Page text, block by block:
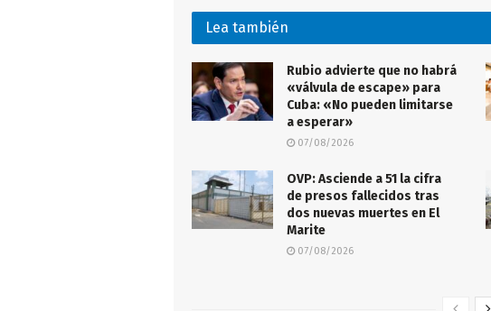
Lea también
Rubio advierte que no habrá
«válvula de escape» para
Cuba: «No pueden limitarse
a esperar»
07/08/2026
OVP: Asciende a 51 la cifra
de presos fallecidos tras
dos nuevas muertes en El
Marite
07/08/2026